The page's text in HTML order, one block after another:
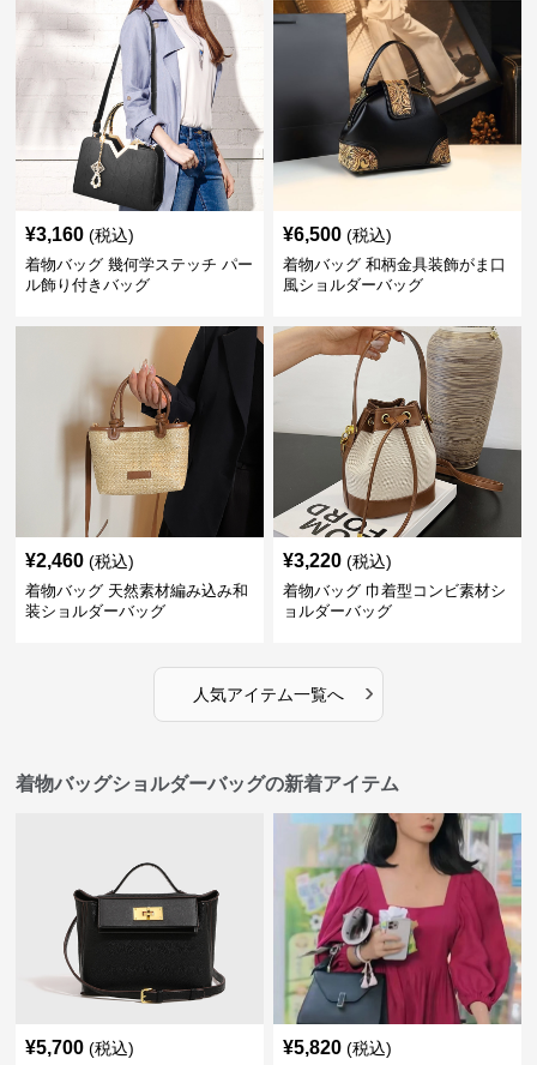
¥3,160 (税込)
着物バッグ 幾何学ステッチ パー
ル飾り付きバッグ
¥6,500 (税込)
着物バッグ 和柄金具装飾がま口
風ショルダーバッグ
¥2,460 (税込)
着物バッグ 天然素材編み込み和
装ショルダーバッグ
¥3,220 (税込)
着物バッグ 巾着型コンビ素材シ
ョルダーバッグ
人気アイテム一覧へ ›
着物バッグショルダーバッグの新着アイテム
¥5,700 (税込) ¥5,820 (税込)